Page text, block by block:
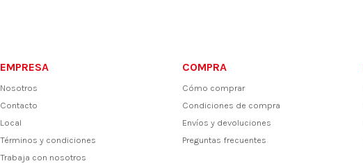
EMPRESA
Nosotros
Contacto
Local
Términos y condiciones
Trabaja con nosotros
COMPRA
Cómo comprar
Condiciones de compra
Envíos y devoluciones
Preguntas frecuentes